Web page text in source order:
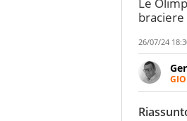
Le
braciere
26/07/24